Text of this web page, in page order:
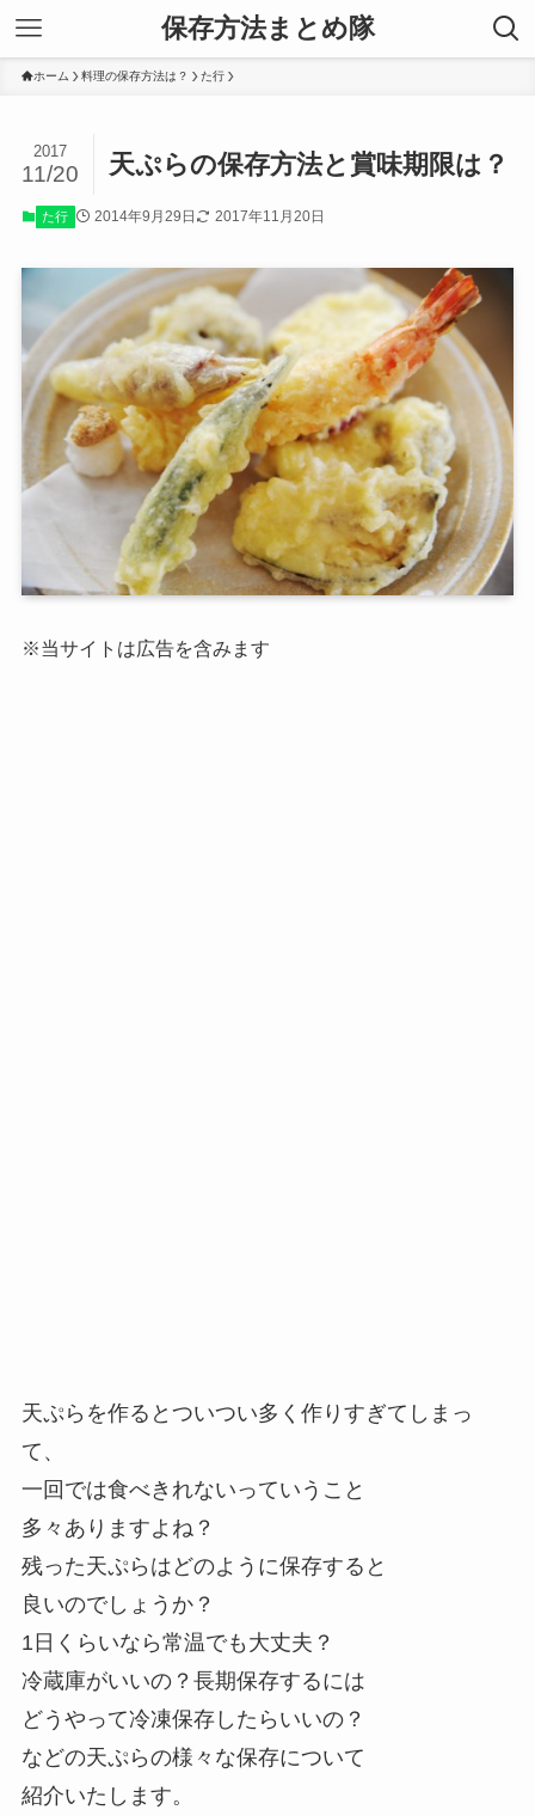
保存方法まとめ隊
ホーム 料理の保存方法は？ た行
天ぷらの保存方法と賞味期限は？
2017
11/20
た行 2014年9月29日 2017年11月20日
※当サイトは広告を含みます
天ぷらを作るとついつい多く作りすぎてしまっ
て、
一回では食べきれないっていうこと
多々ありますよね？
残った天ぷらはどのように保存すると
良いのでしょうか？
1日くらいなら常温でも大丈夫？
冷蔵庫がいいの？長期保存するには
どうやって冷凍保存したらいいの？
などの天ぷらの様々な保存について
紹介いたします。